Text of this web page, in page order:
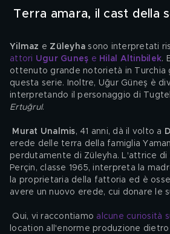
Terra amara, il cast della
Yilmaz e Züleyha sono interpretati
attori Ugur Guneş e Hilal Altinbilek.
ottenuto grande notorietà in Turchia
questa serie. Inoltre, Uğur Güneş è
interpretando il personaggio di
Ertuğrul.
Murat Unalmis, 41 anni, dà il volto a
erede delle terra della famiglia
perdutamente di Züleyha. L'attrice di
Perçin, classe 1965, interpreta la
la proprietaria della fattoria ed è
avere un nuovo erede, cui donare le
Qui, vi raccontiamo alcune curiosità
location all'enorme produzione